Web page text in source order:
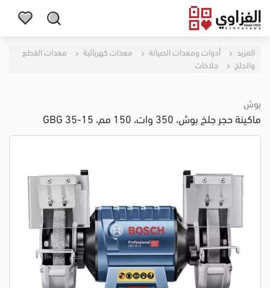
المزيد أدوات ومعدات الصيانة معدات كهربائية
معدات القطع
والجلخ
جلاخات
بوش
ماكينة حجر جلخ بوش، 350 وات، 150 مم، GBG 35-15